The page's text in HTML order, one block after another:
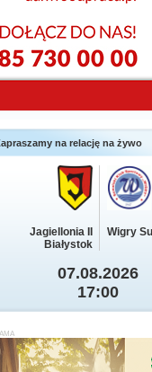
na relację na żywo
Jagiellonia II
Białystok
Wigry
07.08.2026
17:00